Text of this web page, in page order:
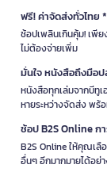
ฟรี! ค่าจัดส่งทั่วไทย
ช้อปเพลินเกินคุ้ม! เพี
ไม่ต้องจ่ายเพิ่ม
มั่นใจ หนังสือถึงมือ
หนังสือทุกเล่มจากบีทู
หายระหว่างจัดส่ง พ
ช้อป B2S Online ก
B2S Online ให้คุณเลื
อื่นๆ อีกมากมายได้อย่